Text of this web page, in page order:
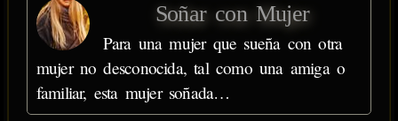
Soñar con Mujer
Para una mujer que sueña con otra
mujer no desconocida, tal como una amiga o
familiar, esta mujer soñada…